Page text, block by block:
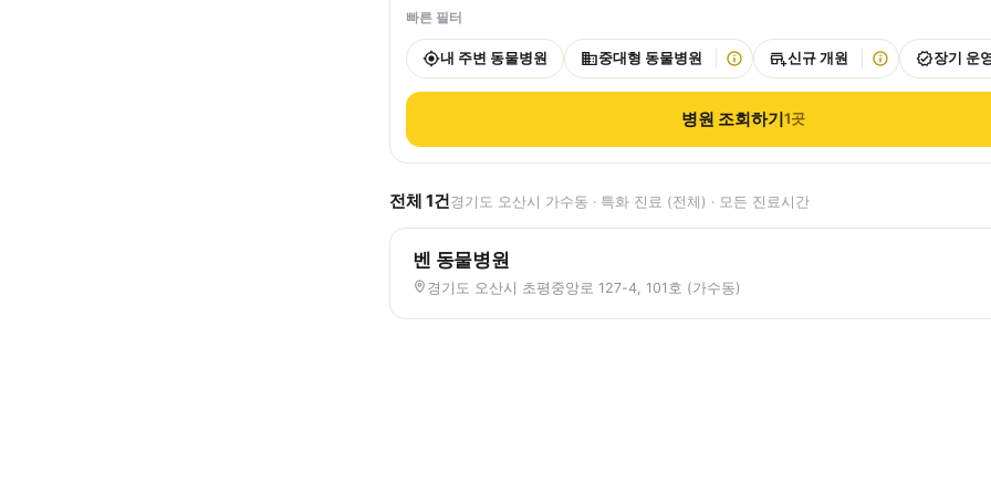
빠른 필터
내 주변 동물병원 중대형 동물병원 신규 개원 장기 운
병원 조회하기1곳
전체 1건경기도 오산시 가수동 · 특화 진료 (전체) · 모든 진료시간
벤 동물병원
경기도 오산시 초평중앙로 127-4, 101호 (가수동)